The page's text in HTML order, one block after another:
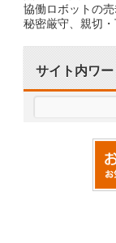
協働ロボットの
秘密厳守、親切・
サイト内ワ